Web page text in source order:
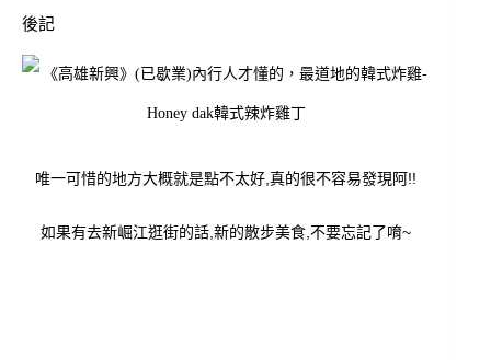
後記
唯一可惜的地方大概就是點不太好,真的很不容易發現阿!!
如果有去新崛江逛街的話,新的散步美食,不要忘記了唷~